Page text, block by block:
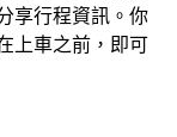
享行程資訊。你
上車之前，即可